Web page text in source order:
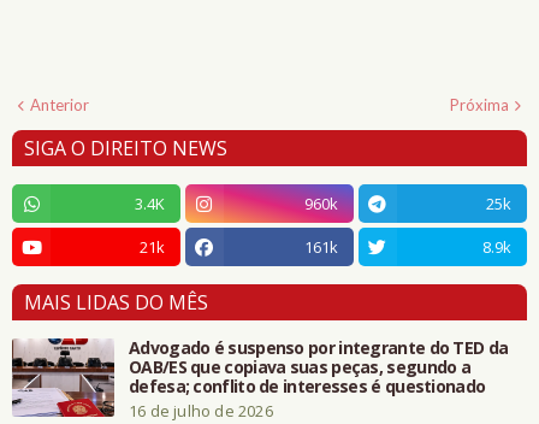
Anterior Próxima
SIGA O DIREITO NEWS
3.4K 960k
25k
21k
161k 8.9k
MAIS LIDAS DO MÊS
Advogado é suspenso por integrante do TED da
OAB/ES que copiava suas peças, segundo a
defesa; conflito de interesses é questionado
16 de julho de 2026